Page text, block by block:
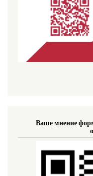
Ваше мнение